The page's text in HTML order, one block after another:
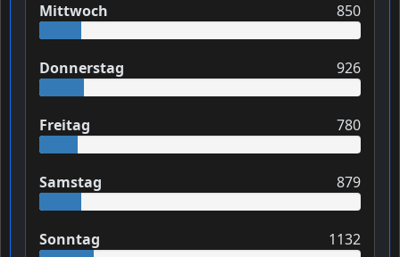
Mittwoch 850
Donnerstag 926
Freitag 780
Samstag 879
Sonntag 1132